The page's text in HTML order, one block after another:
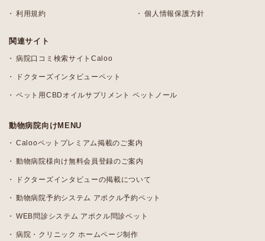
利用規約 個人情報保護方針
関連サイト
病院口コミ検索サイトCaloo
ドクターズインタビューペット
ペット用CBDオイルサプリメント ペットノール
動物病院向けMENU
Calooペットプレミアム掲載のご案内
動物病院様向け無料会員登録のご案内
ドクターズインタビューの掲載について
動物病院予約システム アポクル予約ペット
WEB問診システム アポクル問診ペット
病院・クリニック ホームページ制作